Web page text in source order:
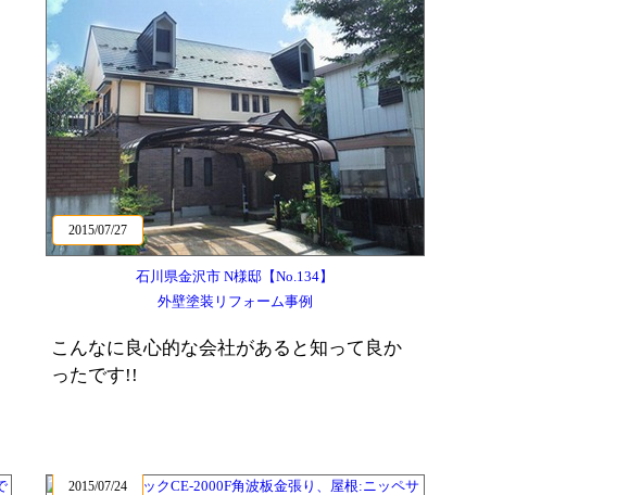
2015/07/27
石川県金沢市 N様邸【No.134】
外壁塗装リフォーム事例
こんなに良心的な会社があると知って良か
ったです!!
2015/07/24